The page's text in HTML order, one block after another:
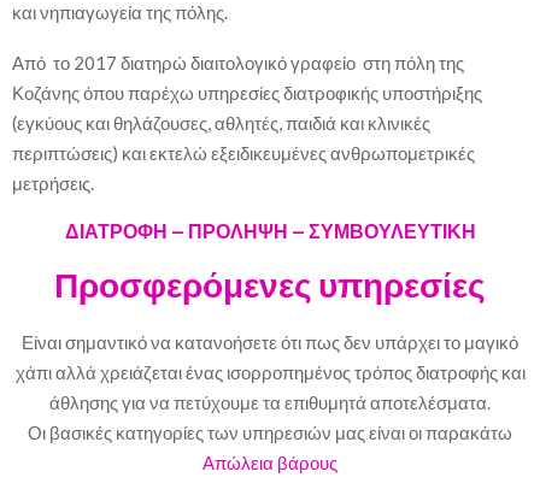
και νηπιαγωγεία της πόλης.
Από το 2017 διατηρώ διαιτολογικό γραφείο στη πόλη της
Κοζάνης όπου παρέχω υπηρεσίες διατροφικής υποστήριξης
(εγκύους και θηλάζουσες, αθλητές, παιδιά και κλινικές
περιπτώσεις) και εκτελώ εξειδικευμένες ανθρωπομετρικές
μετρήσεις.
ΔΙΑΤΡΟΦΗ – ΠΡΟΛΗΨΗ – ΣΥΜΒΟΥΛΕΥΤΙΚΗ
Προσφερόμενες υπηρεσίες
Είναι σημαντικό να κατανοήσετε ότι πως δεν υπάρχει το μαγικό
χάπι αλλά χρειάζεται ένας ισορροπημένος τρόπος διατροφής και
άθλησης για να πετύχουμε τα επιθυμητά αποτελέσματα.
Οι βασικές κατηγορίες των υπηρεσιών μας είναι οι παρακάτω
Απώλεια βάρους